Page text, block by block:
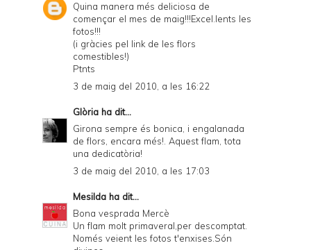
Quina manera més deliciosa de
començar el mes de maig!!!Excel.lents les
fotos!!!
(i gràcies pel link de les flors
comestibles!)
Ptnts
3 de maig del 2010, a les 16:22
Glòria ha dit...
Girona sempre és bonica, i engalanada
de flors, encara més!. Aquest flam, tota
una dedicatòria!
3 de maig del 2010, a les 17:03
Mesilda ha dit...
Bona vesprada Mercè
Un flam molt primaveral,per descomptat.
Només veient les fotos t'enxises.Són